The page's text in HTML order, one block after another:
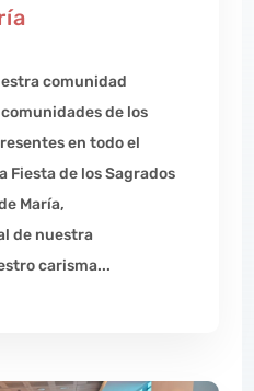
comunidad
de los
en todo el
Fiesta de los Sagrados
María,
de nuestra
carisma...